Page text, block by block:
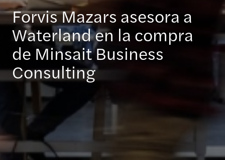
Forvis Mazars asesora a
Waterland en la compra
de Minsait Business
Consulting